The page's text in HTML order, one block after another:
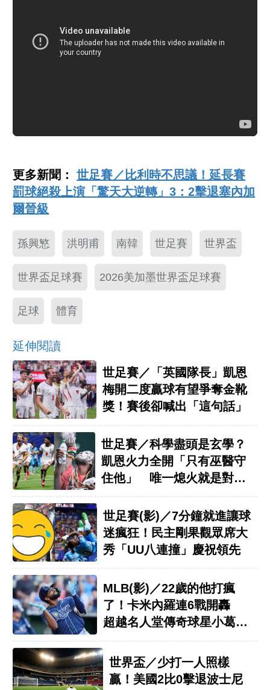
更多新聞：世足賽／比利時不思議！延長賽
罰球絕殺上演「驚天大逆轉」3：2擊退塞內加
爾晉級
孫興慜 洪明甫 南韓 世足賽 世界盃
世界盃足球賽 2026美加墨世界盃足球賽
足球 體育
延伸閱讀
世足賽／「英國隊長」凱恩
梅開二度贏球有望爭奪金靴
獎！賽後卻喊出「這句話」
世足賽／科學盡頭是玄學？
凱恩火力全開「只有巫醫守
住他」 唯一熄火就是對迦
世足賽(影)／7分鐘就進讓球
迷瘋狂！民主剛果觀眾席大
秀「UU八連撞」慶祝領先
MLB(影)／22歲的他打瘋
了！卡米內羅連6戰開轟
超越名人堂傳奇球星小葛瑞
世界盃／少打一人照樣
贏！美國2比0擊退波士尼